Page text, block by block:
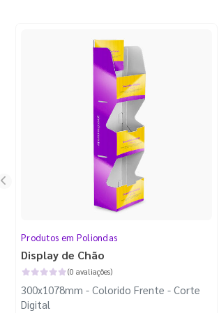
Produtos em Poliondas
Display de Chão
(0 avaliações)
300x1078mm - Colorido Frente - Corte
Digital